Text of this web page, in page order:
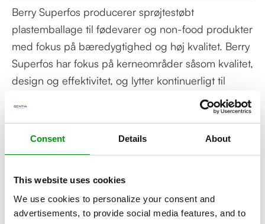
Consent Details About
This website uses cookies
We use cookies to personalize your consent and
advertisements, to provide social media features, and to
Berry Superfos producerer sprøjtestøbt
plastemballage til fødevarer og non-food produkter
med fokus på bæredygtighed og høj kvalitet. Berry
Superfos har fokus på kerneområder såsom kvalitet,
design og effektivitet, og lytter kontinuerligt til
deres kunders behov for at skabe det optimale
Kontakt vores eksperter!
svar på dine spørgsmål.
Kontakt os ››